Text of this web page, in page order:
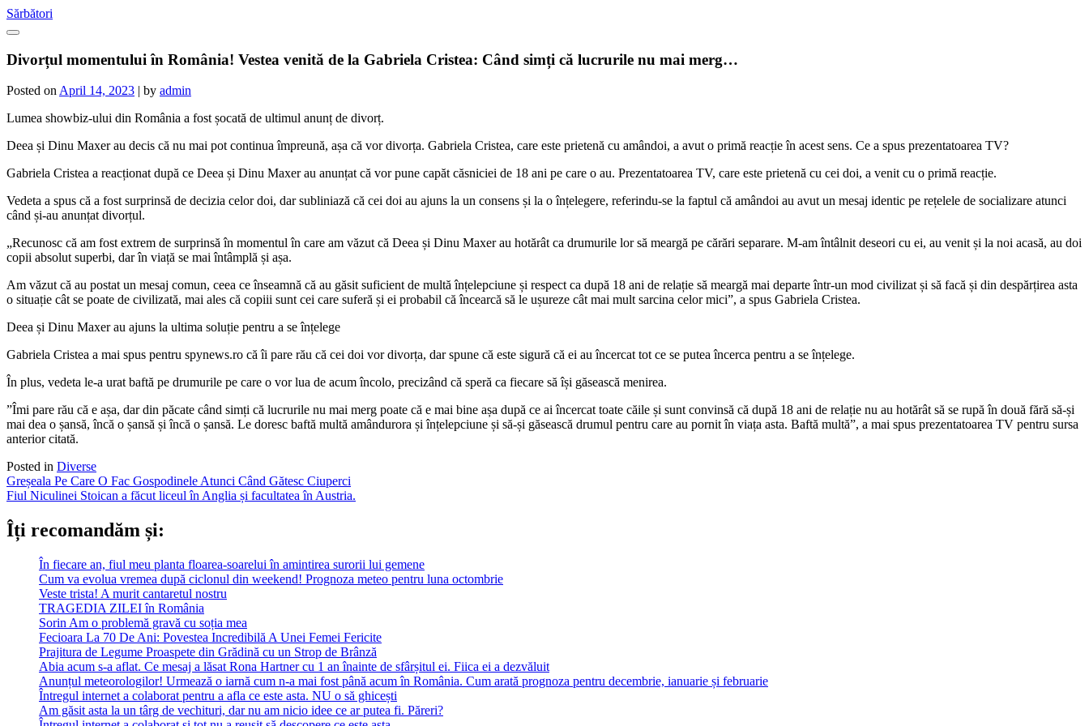
Skip
to
Sărbători
Divorțul momentului în România! Vestea venită de la Gabriela Cristea: Când simți că lucrurile nu mai merg…
Posted onApril 14, 2023 | by admin
Lumea showbiz-ului din România a fost șocată de ultimul anunț de divorț.
Deea și Dinu Maxer au decis că nu mai pot continua împreună, așa că vor divorța. Gabriela Cristea, care este prietenă cu amândoi, a avut o primă reacție în acest sens. Ce a spus prezentatoarea TV?
Gabriela Cristea a reacționat după ce Deea și Dinu Maxer au anunțat că vor pune capăt căsniciei de 18 ani pe care o au. Prezentatoarea TV, care este prietenă cu cei doi, a venit cu o primă reacție.
Vedeta a spus că a fost surprinsă de decizia celor doi, dar subliniază că cei doi au ajuns la un consens și la o înțelegere, referindu-se la faptul că amândoi au avut un mesaj identic pe rețelele de socializare atunci
când și-au anunțat divorțul.
„Recunosc că am fost extrem de surprinsă în momentul în care am văzut că Deea și Dinu Maxer au hotărât ca drumurile lor să meargă pe cărări separare. M-am întâlnit deseori cu ei, au venit și la noi acasă, au doi
copii absolut superbi, dar în viață se mai întâmplă și așa.
Am văzut că au postat un mesaj comun, ceea ce înseamnă că au găsit suficient de multă înțelepciune și respect ca după 18 ani de relație să meargă mai departe într-un mod civilizat și să facă și din despărțirea asta
o situație cât se poate de civilizată, mai ales că copiii sunt cei care suferă și ei probabil că încearcă să le ușureze cât mai mult sarcina celor mici”, a spus Gabriela Cristea.
Deea și Dinu Maxer au ajuns la ultima soluție pentru a se înțelege
Gabriela Cristea a mai spus pentru spynews.ro că îi pare rău că cei doi vor divorța, dar spune că este sigură că ei au încercat tot ce se putea încerca pentru a se înțelege.
În plus, vedeta le-a urat baftă pe drumurile pe care o vor lua de acum încolo, precizând că speră ca fiecare să își găsească menirea.
”Îmi pare rău că e așa, dar din păcate când simți că lucrurile nu mai merg poate că e mai bine așa după ce ai încercat toate căile și sunt convinsă că după 18 ani de relație nu au hotărât să se rupă în două fără să-și
mai dea o șansă, încă o șansă și încă o șansă. Le doresc baftă multă amândurora și înțelepciune și să-și găsească drumul pentru care au pornit în viața asta. Baftă multă”, a mai spus prezentatoarea TV pentru sursa
anterior citată.
Posted in Diverse
Post
navigation
Greșeala Pe Care O Fac Gospodinele Atunci Când Gătesc Ciuperci
Fiul Niculinei Stoican a făcut liceul în Anglia și facultatea în Austria.
Îți recomandăm și:
În fiecare an, fiul meu planta floarea-soarelui în amintirea surorii lui gemene
Cum va evolua vremea după ciclonul din weekend! Prognoza meteo pentru luna octombrie
Veste trista! A murit cantaretul nostru
TRAGEDIA ZILEI în România
Sorin Am o problemă gravă cu soția mea
Fecioara La 70 De Ani: Povestea Incredibilă A Unei Femei Fericite
Prajitura de Legume Proaspete din Grădină cu un Strop de Brânză
Abia acum s-a aflat. Ce mesaj a lăsat Rona Hartner cu 1 an înainte de sfârșitul ei. Fiica ei a dezvăluit
Anunțul meteorologilor! Urmează o iarnă cum n-a mai fost până acum în România. Cum arată prognoza pentru decembrie, ianuarie și februarie
Întregul internet a colaborat pentru a afla ce este asta. NU o să ghicești
Am găsit asta la un târg de vechituri, dar nu am nicio idee ce ar putea fi. Păreri?